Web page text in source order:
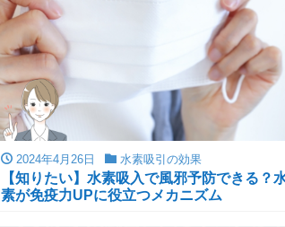
2024年4月26日 水素吸引の効果
【知りたい】水素吸入で風邪予防できる？
素が免疫力UPに役立つメカニズム